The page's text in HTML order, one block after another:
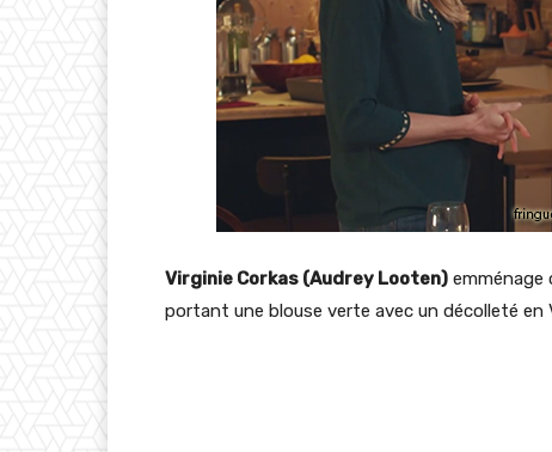
Virginie Corkas (Audrey Looten) emménage
portant une blouse verte avec un décolleté en